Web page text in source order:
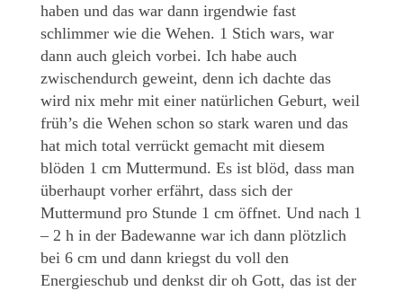
haben und das war dann irgendwie fast
schlimmer wie die Wehen. 1 Stich wars, war
dann auch gleich vorbei. Ich habe auch
zwischendurch geweint, denn ich dachte das
wird nix mehr mit einer natürlichen Geburt, weil
früh’s die Wehen schon so stark waren und das
hat mich total verrückt gemacht mit diesem
blöden 1 cm Muttermund. Es ist blöd, dass man
überhaupt vorher erfährt, dass sich der
Muttermund pro Stunde 1 cm öffnet. Und nach 1
– 2 h in der Badewanne war ich dann plötzlich
bei 6 cm und dann kriegst du voll den
Energieschub und denkst dir oh Gott, das ist der